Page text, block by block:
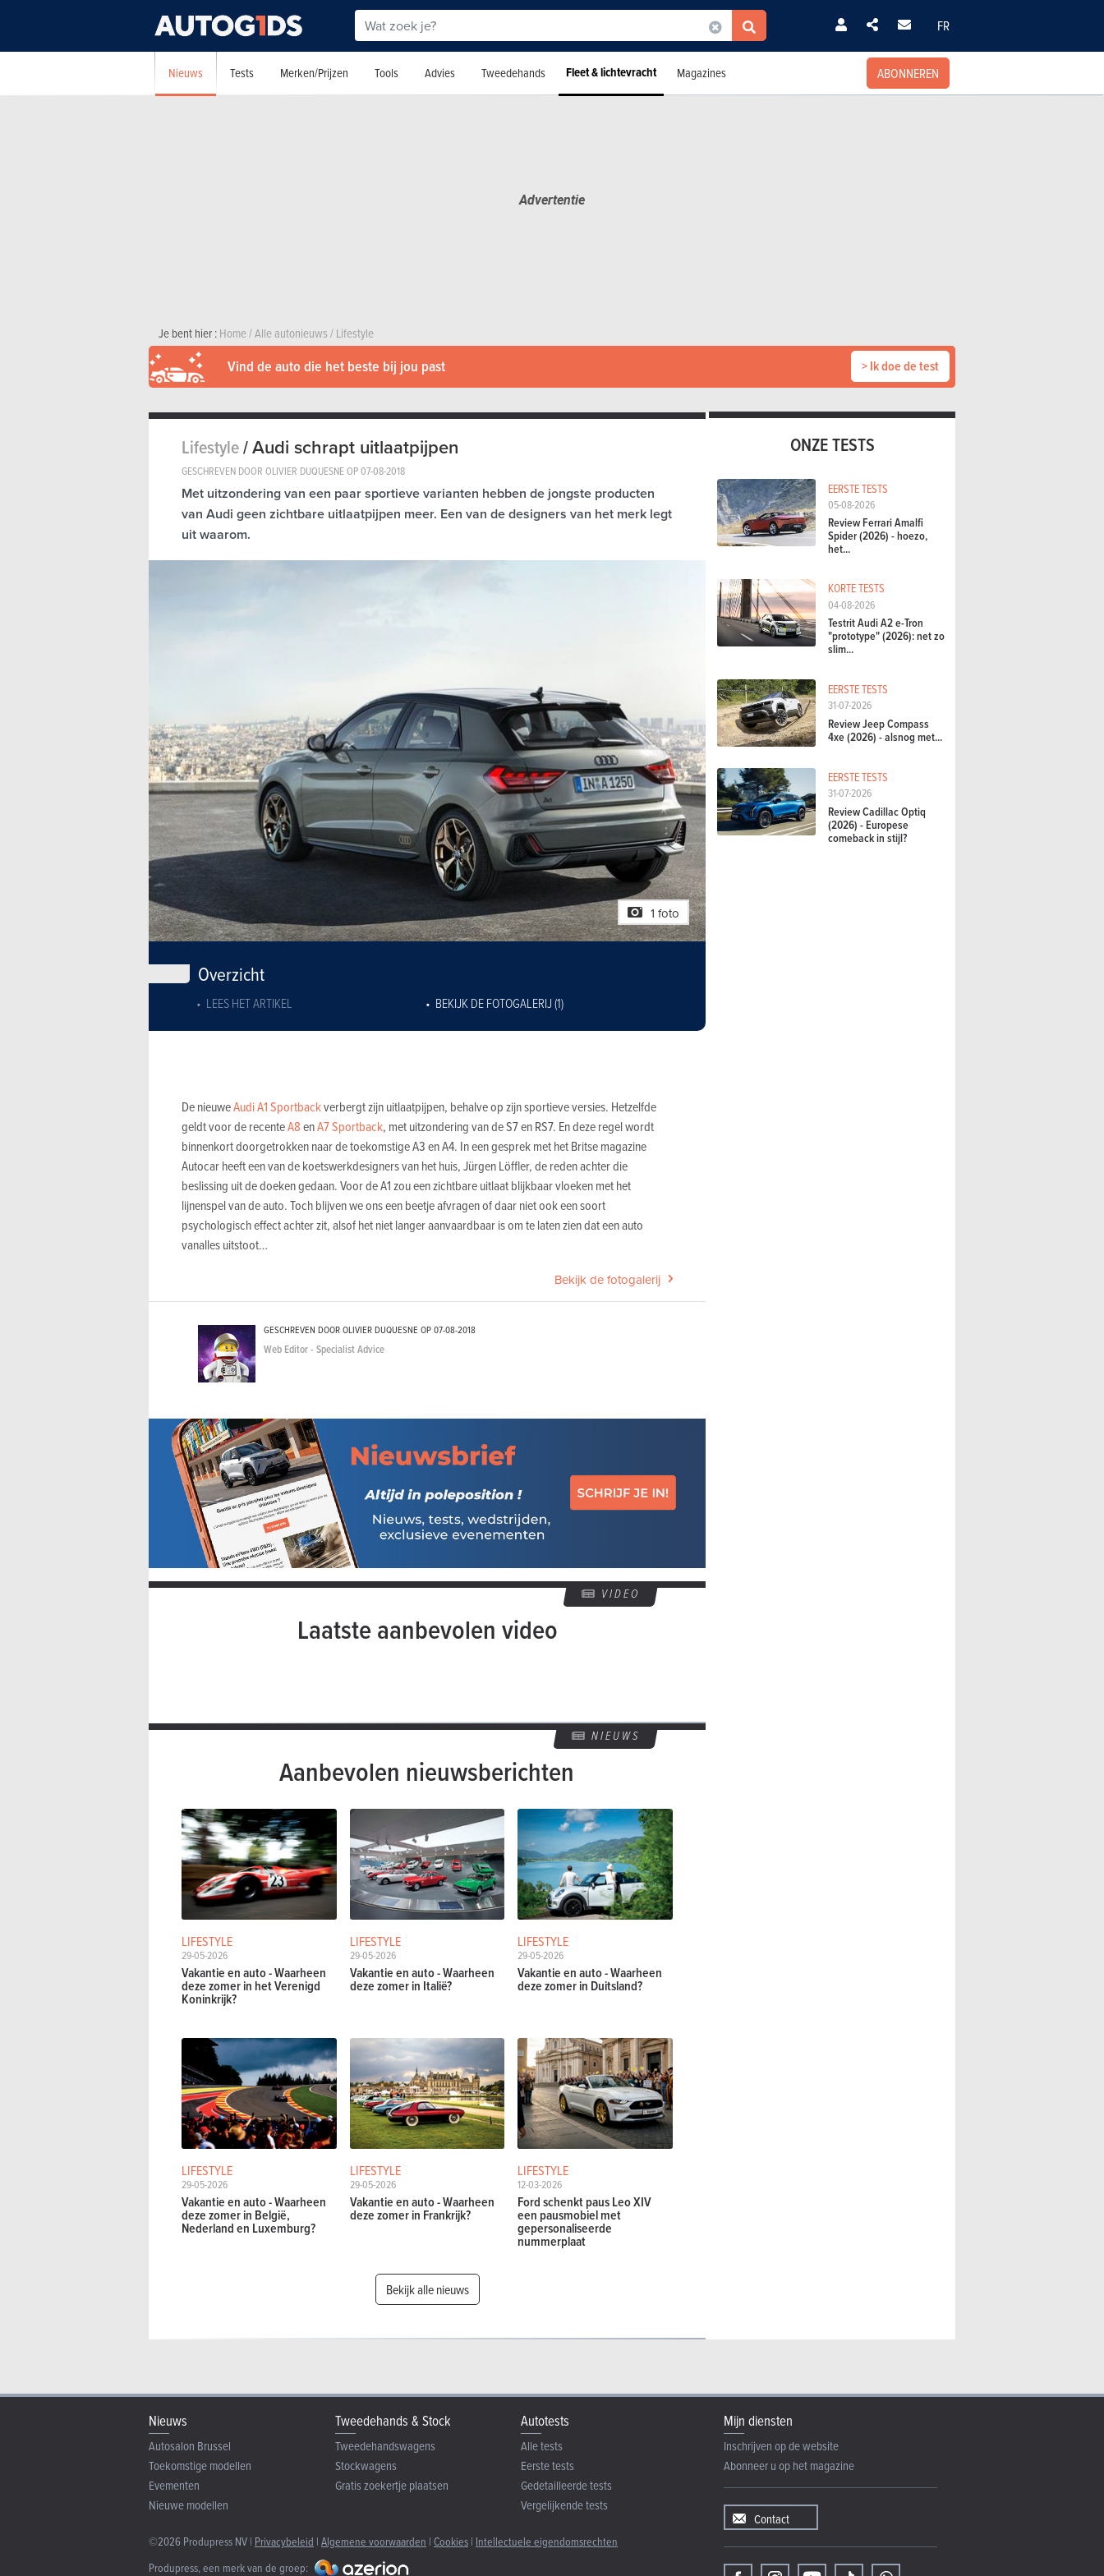
FR
Nieuws Tests Merken/Prijzen Tools Advies Tweedehands Fleet & lichtevracht Magazines ABONNEREN
Je bent hier :Home/Alle autonieuws/Lifestyle
Vind de auto die het beste bij jou past > Ik doe de test
Lifestyle/Audi schrapt uitlaatpijpen
GESCHREVEN DOOR OLIVIER DUQUESNE OP07-08-2018
Met uitzondering van een paar sportieve varianten hebben de jongste producten
van Audi geen zichtbare uitlaatpijpen meer. Een van de designers van het merk legt
uit waarom.
1 foto
Overzicht
LEES HET ARTIKEL BEKIJK DE FOTOGALERIJ (1)
De nieuweAudi A1 Sportbackverbergt zijn uitlaatpijpen, behalve op zijn sportieve versies. Hetzelfde
geldt voor de recenteA8enA7 Sportback, met uitzondering van de S7 en RS7. En deze regel wordt
binnenkort doorgetrokken naar de toekomstige A3 en A4. In een gesprek met het Britse magazine
Autocar heeft een van de koetswerkdesigners van het huis, Jürgen Löffler, de reden achter die
beslissing uit de doeken gedaan. Voor de A1 zou een zichtbare uitlaat blijkbaar vloeken met het
lijnenspel van de auto. Toch blijven we ons een beetje afvragen of daar niet ook een soort
psychologisch effect achter zit, alsof het niet langer aanvaardbaar is om te laten zien dat een auto
vanalles uitstoot…
Bekijk de fotogalerij
GESCHREVEN DOOR OLIVIER DUQUESNE OP07-08-2018
Web Editor - Specialist Advice
VIDEO
Laatste aanbevolen video
NIEUWS
Aanbevolen nieuwsberichten
LIFESTYLE
29-05-2026
Vakantie en auto - Waarheen
deze zomer in het Verenigd
Koninkrijk?
LIFESTYLE
29-05-2026
Vakantie en auto - Waarheen
deze zomer in Italië?
LIFESTYLE
29-05-2026
Vakantie en auto - Waarheen
deze zomer in Duitsland?
LIFESTYLE
29-05-2026
Vakantie en auto - Waarheen
deze zomer in België,
Nederland en Luxemburg?
LIFESTYLE
29-05-2026
Vakantie en auto - Waarheen
deze zomer in Frankrijk?
LIFESTYLE
12-03-2026
Ford schenkt paus Leo XIV
een pausmobiel met
gepersonaliseerde
nummerplaat
Bekijk alle nieuws
ONZE TESTS
EERSTE TESTS
05-08-2026
Review Ferrari Amalfi
Spider (2026) - hoezo,
het...
KORTE TESTS
04-08-2026
Testrit Audi A2 e-Tron
"prototype" (2026): net zo
slim...
EERSTE TESTS
31-07-2026
Review Jeep Compass
4xe (2026) - alsnog met...
EERSTE TESTS
31-07-2026
Review Cadillac Optiq
(2026) - Europese
comeback in stijl?
Nieuws
Autosalon Brussel
Toekomstige modellen
Evementen
Nieuwe modellen
Tweedehands & Stock
Tweedehandswagens
Stockwagens
Gratis zoekertje plaatsen
Autotests
Alle tests
Eerste tests
Gedetailleerde tests
Vergelijkende tests
©2026 Produpress NV | Privacybeleid | Algemene voorwaarden | Cookies | Intellectuele eigendomsrechten
Produpress, een merk van de groep:
Mijn diensten
Inschrijven op de website
Abonneer u op het magazine
Contact